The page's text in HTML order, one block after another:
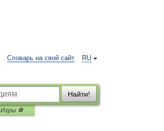
RU
Словарь на свой сайт
Найти!
Игры ⚽